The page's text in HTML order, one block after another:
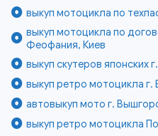
выкуп мотоцикла по
выкуп мотоцикла по
Феофания, Киев
выкуп скутеров японских
выкуп ретро мотоцикла г.
автовыкуп мото г.
выкуп ретро мотоцикла